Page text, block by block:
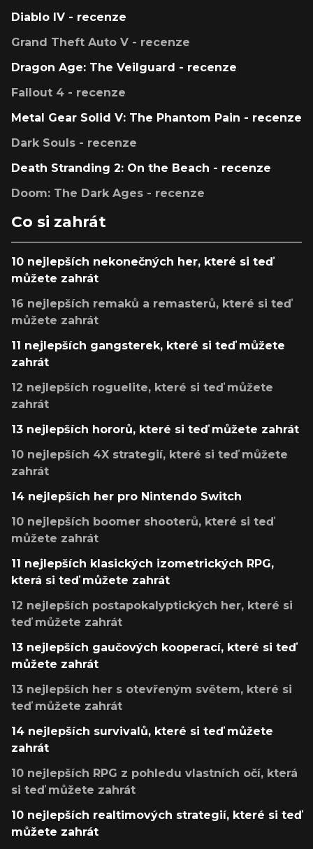
Diablo IV - recenze
Grand Theft Auto V - recenze
Dragon Age: The Veilguard - recenze
Fallout 4 - recenze
Metal Gear Solid V: The Phantom Pain - recenze
Dark Souls - recenze
Death Stranding 2: On the Beach - recenze
Doom: The Dark Ages - recenze
Co si zahrát
10 nejlepších nekonečných her, které si teď
můžete zahrát
16 nejlepších remaků a remasterů, které si teď
můžete zahrát
11 nejlepších gangsterek, které si teď můžete
zahrát
12 nejlepších roguelite, které si teď můžete
zahrát
13 nejlepších hororů, které si teď můžete zahrát
10 nejlepších 4X strategií, které si teď můžete
zahrát
14 nejlepších her pro Nintendo Switch
10 nejlepších boomer shooterů, které si teď
můžete zahrát
11 nejlepších klasických izometrických RPG,
která si teď můžete zahrát
12 nejlepších postapokalyptických her, které si
teď můžete zahrát
13 nejlepších gaučových kooperací, které si teď
můžete zahrát
13 nejlepších her s otevřeným světem, které si
teď můžete zahrát
14 nejlepších survivalů, které si teď můžete
zahrát
10 nejlepších RPG z pohledu vlastních očí, která
si teď můžete zahrát
10 nejlepších realtimových strategií, které si teď
můžete zahrát